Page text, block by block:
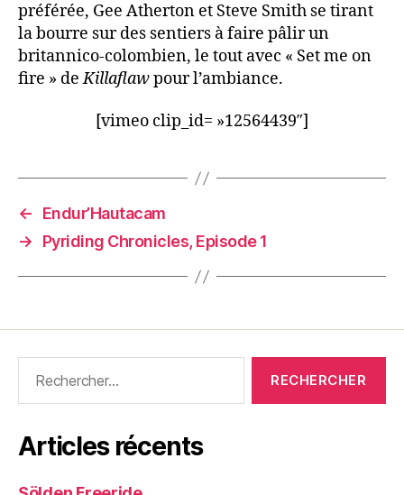
préférée, Gee Atherton et Steve Smith se tirant
la bourre sur des sentiers à faire pâlir un
britannico-colombien, le tout avec « Set me on
fire » deKillaflawpour l’ambiance.
[vimeo clip_id= »12564439″]
←
Endur’Hautacam
→
Pyriding Chronicles, Episode 1
Articles récents